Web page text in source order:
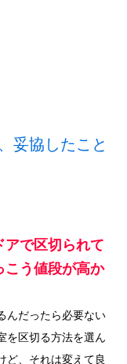
妥協したこと
アで区切られて
こう値段が高か
んだったら必要ない
を区切る方法を選ん
ど、それは変えて良